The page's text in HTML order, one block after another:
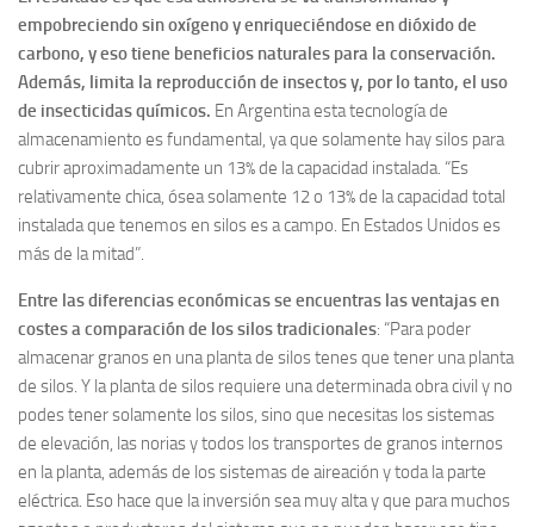
empobreciendo sin oxígeno y enriqueciéndose en dióxido de
carbono, y eso tiene beneficios naturales para la conservación.
Además, limita la reproducción de insectos y, por lo tanto, el uso
de insecticidas químicos. En Argentina esta tecnología de
almacenamiento es fundamental, ya que solamente hay silos para
cubrir aproximadamente un 13% de la capacidad instalada. “Es
relativamente chica, ósea solamente 12 o 13% de la capacidad total
instalada que tenemos en silos es a campo. En Estados Unidos es
más de la mitad”.
Entre las diferencias económicas se encuentras las ventajas en
costes a comparación de los silos tradicionales: “Para poder
almacenar granos en una planta de silos tenes que tener una planta
de silos. Y la planta de silos requiere una determinada obra civil y no
podes tener solamente los silos, sino que necesitas los sistemas
de elevación, las norias y todos los transportes de granos internos
en la planta, además de los sistemas de aireación y toda la parte
eléctrica. Eso hace que la inversión sea muy alta y que para muchos